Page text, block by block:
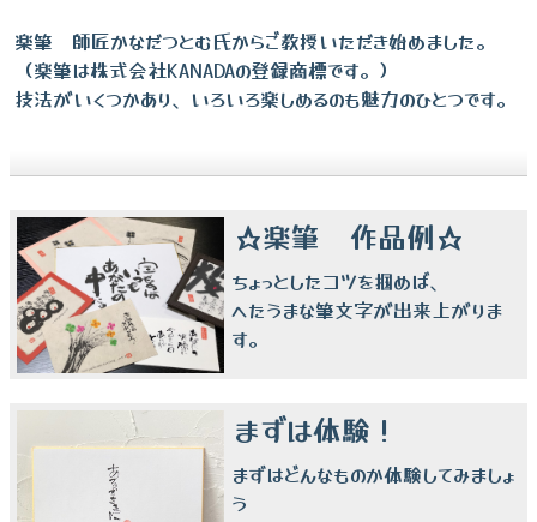
楽筆 師匠かなだつとむ氏からご教授いただき始めました。
（楽筆は株式会社KANADAの登録商標です。）
技法がいくつかあり、いろいろ楽しめるのも魅力のひとつです。
☆楽筆 作品例☆
ちょっとしたコツを掴めば、
へたうまな筆文字が出来上がりま
す。
まずは体験！
まずはどんなものか体験してみましょ
う